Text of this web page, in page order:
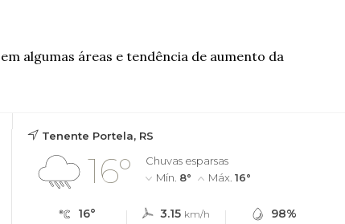
algumas áreas e tendência de aumento da
Tenente Portela, RS
16°
Chuvas esparsas
Mín. 8° Máx. 16°
16° 3.15 km/h 98%